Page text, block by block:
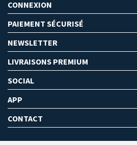
CONNEXION
PAIEMENT SÉCURISÉ
NEWSLETTER
LIVRAISONS PREMIUM
SOCIAL
APP
CONTACT